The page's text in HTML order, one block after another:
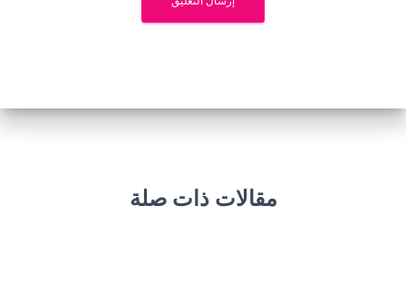
مقالات ذات صلة